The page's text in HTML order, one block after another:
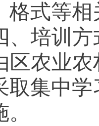
格式等相
、培训方
区农业
取集中